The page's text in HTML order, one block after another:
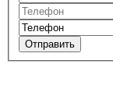
Отправить